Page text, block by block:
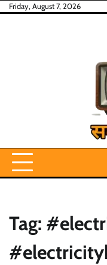
SkipFriday, August 7, 2026
Tag: